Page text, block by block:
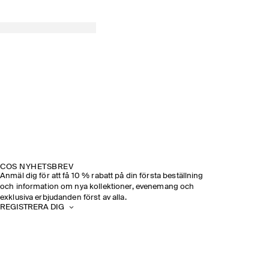
COS NYHETSBREV
Anmäl dig för att få 10 % rabatt på din första beställning
och information om nya kollektioner, evenemang och
exklusiva erbjudanden först av alla.
REGISTRERA DIG